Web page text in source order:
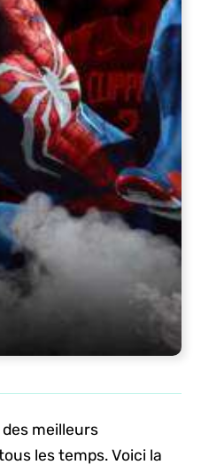
meilleurs
les temps. Voici la